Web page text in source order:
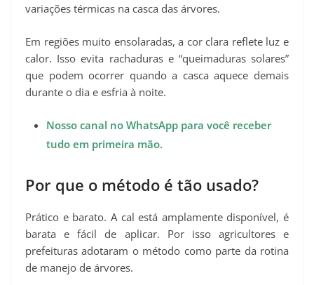
variações térmicas na casca das árvores.
Em regiões muito ensolaradas, a cor clara reflete luz e
calor. Isso evita rachaduras e “queimaduras solares”
que podem ocorrer quando a casca aquece demais
durante o dia e esfria à noite.
Nosso canal no WhatsApp para você receber
tudo em primeira mão.
Por que o método é tão usado?
Prático e barato. A cal está amplamente disponível, é
barata e fácil de aplicar. Por isso agricultores e
prefeituras adotaram o método como parte da rotina
de manejo de árvores.